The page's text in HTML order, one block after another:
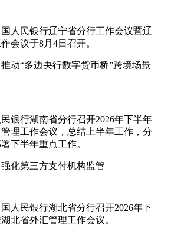
人民银行辽宁省分行工作会议暨辽
会议于8月4日召开。
动“多边央行数字货币桥”跨境场景
银行湖南省分行召开2026年下半年
理工作会议，总结上半年工作，分
下半年重点工作。
化第三方支付机构监管
人民银行湖北省分行召开2026年下
北省外汇管理工作会议。